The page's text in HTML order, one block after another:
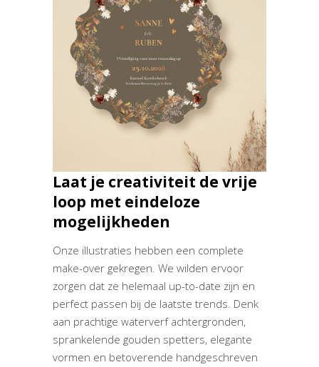
Laat je creativiteit de vrije
loop met eindeloze
mogelijkheden
Onze illustraties hebben een complete
make-over gekregen. We wilden ervoor
zorgen dat ze helemaal up-to-date zijn en
perfect passen bij de laatste trends. Denk
aan prachtige waterverf achtergronden,
sprankelende gouden spetters, elegante
vormen en betoverende handgeschreven